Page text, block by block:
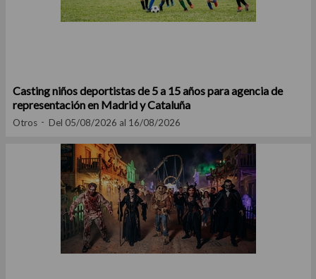
Casting niños deportistas de 5 a 15 años para agencia de
representación en Madrid y Cataluña
Otros Del 05/08/2026 al 16/08/2026